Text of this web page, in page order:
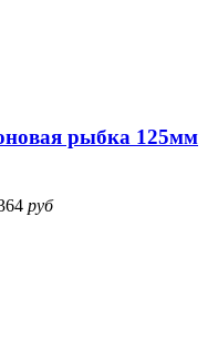
рыбка 125мм
руб